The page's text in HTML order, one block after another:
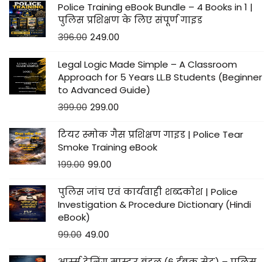
Police Training eBook Bundle – 4 Books in 1 |
पुलिस प्रशिक्षण के लिए संपूर्ण गाइड
396.00 249.00
Legal Logic Made Simple – A Classroom
Approach for 5 Years LL.B Students (Beginner
to Advanced Guide)
399.00 299.00
टियर स्मोक गैस प्रशिक्षण गाइड | Police Tear
Smoke Training eBook
199.00 99.00
पुलिस जांच एवं कार्यवाही शब्दकोश | Police
Investigation & Procedure Dictionary (Hindi
eBook)
99.00 49.00